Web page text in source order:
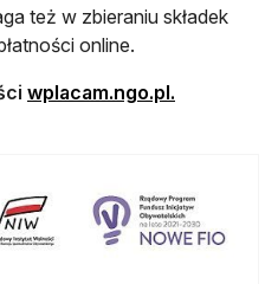
też w zbieraniu składek
online.
wplacam.ngo.pl.